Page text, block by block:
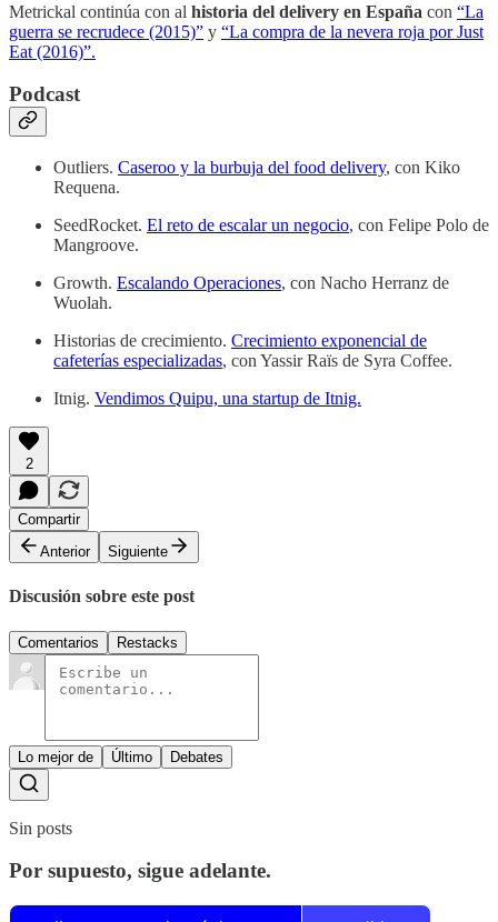
Metrickal continúa con al historia del delivery en España con “La
guerra se recrudece (2015)” y “La compra de la nevera roja por Just
Eat (2016)”.
Podcast
Outliers. Caseroo y la burbuja del food delivery, con Kiko
Requena.
SeedRocket. El reto de escalar un negocio, con Felipe Polo de
Mangroove.
Growth. Escalando Operaciones, con Nacho Herranz de
Wuolah.
Historias de crecimiento. Crecimiento exponencial de
cafeterías especializadas, con Yassir Raïs de Syra Coffee.
Itnig. Vendimos Quipu, una startup de Itnig.
2
Compartir
Anterior
Siguiente
Discusión sobre este post
Comentarios Restacks
Lo mejor de Último Debates
Sin posts
Por supuesto, sigue adelante.